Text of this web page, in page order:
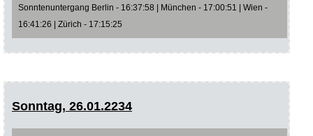
Sonntenuntergang Berlin - 16:37:58 | München - 17:00:51 | Wien -
16:41:26 | Zürich - 17:15:25
Sonntag, 26.01.2234